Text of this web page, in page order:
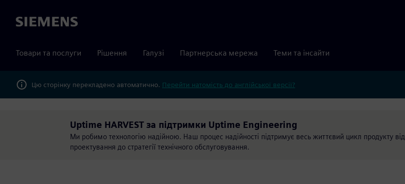
Siemens
Товари та послуги Рішення Галузі Партнерська мережа Теми та інсайти
Цю сторінку перекладено автоматично. Перейти натомість до англійської версії?
Uptime HARVEST за підтримки Uptime Engineering
Ми робимо технологію надійною. Наш процес надійності підтримує весь життєвий цикл продукту від
проектування до стратегії технічного обслуговування.